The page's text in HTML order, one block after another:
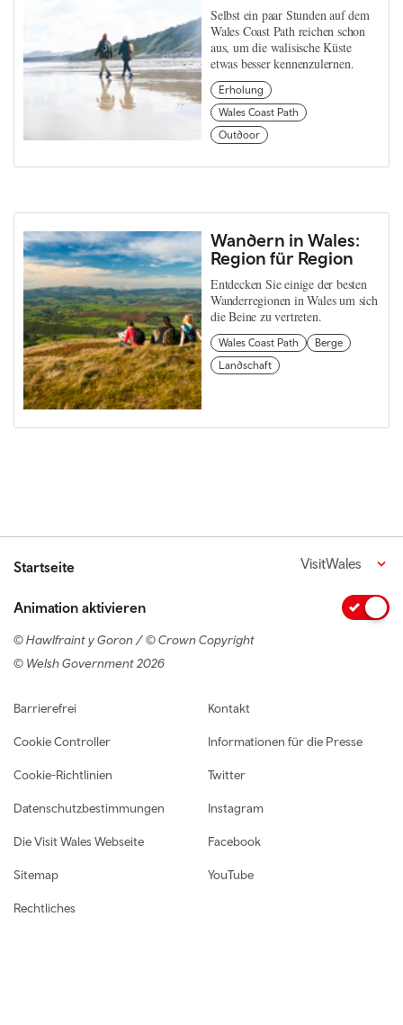
Selbst ein paar Stunden auf dem
Wales Coast Path reichen schon
aus, um die walisische Küste
etwas besser kennenzulernen.
Erholung
Wales Coast Path
Outdoor
Wandern in Wales:
Region für Region
Entdecken Sie einige der besten
Wanderregionen in Wales um sich
die Beine zu vertreten.
Wales Coast Path
Berge
Landschaft
Startseite VisitWales
Animation aktivieren
© Hawlfraint y Goron / © Crown Copyright
© Welsh Government 2026
Footer navigation
Barrierefrei
Cookie Controller
Cookie-Richtlinien
Datenschutzbestimmungen
Die Visit Wales Webseite
Sitemap
Rechtliches
Kontakt
Informationen für die Presse
Twitter
Instagram
Facebook
YouTube